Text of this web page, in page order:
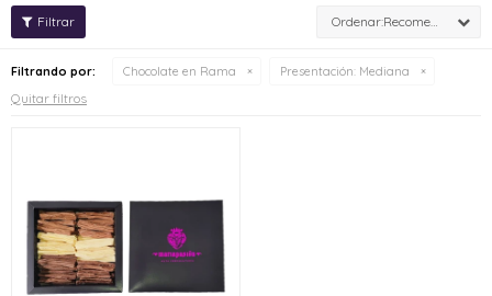
Recomendados
Filtrando por: Chocolate en Rama Presentación: Mediana
Quitar filtros